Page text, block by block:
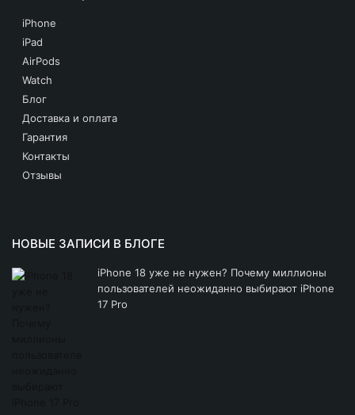
iPhone XS
iPhone XR
iPhone X
iPhone 8 Plus
iPhone
iPad
AirPods
Watch
Блог
Доставка и оплата
Гарантия
Контакты
Отзывы
НОВЫЕ ЗАПИСИ В БЛОГЕ
iPhone 18 уже не нужен? Почему миллионы
пользователей неожиданно выбирают iPhone
17 Pro